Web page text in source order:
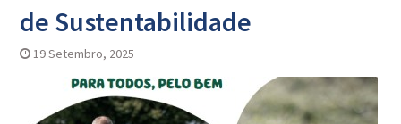
de Sustentabilidade
19 Setembro, 2025